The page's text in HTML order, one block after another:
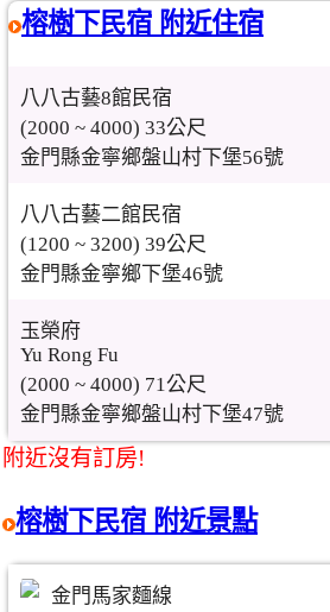
榕樹下民宿 附近住宿
八八古藝8館民宿
(2000 ~ 4000) 33公尺
金門縣金寧鄉盤山村下堡56號
八八古藝二館民宿
(1200 ~ 3200) 39公尺
金門縣金寧鄉下堡46號
玉榮府
Yu Rong Fu
(2000 ~ 4000) 71公尺
金門縣金寧鄉盤山村下堡47號
附近沒有訂房!
榕樹下民宿 附近景點
金門馬家麵線